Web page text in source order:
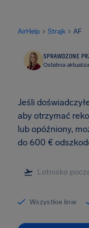
AirHelp Strajk AF
SPRAWDZONE
Ostatnia
Jeśli
aby otrzymać
lub opóźniony,
do 600 €
Wszystkie linie